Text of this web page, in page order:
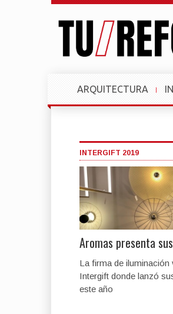
ARQUITECTURA
INTERGIFT 2019
Aromas presenta
La firma de iluminación
Intergift donde lanzó
este año